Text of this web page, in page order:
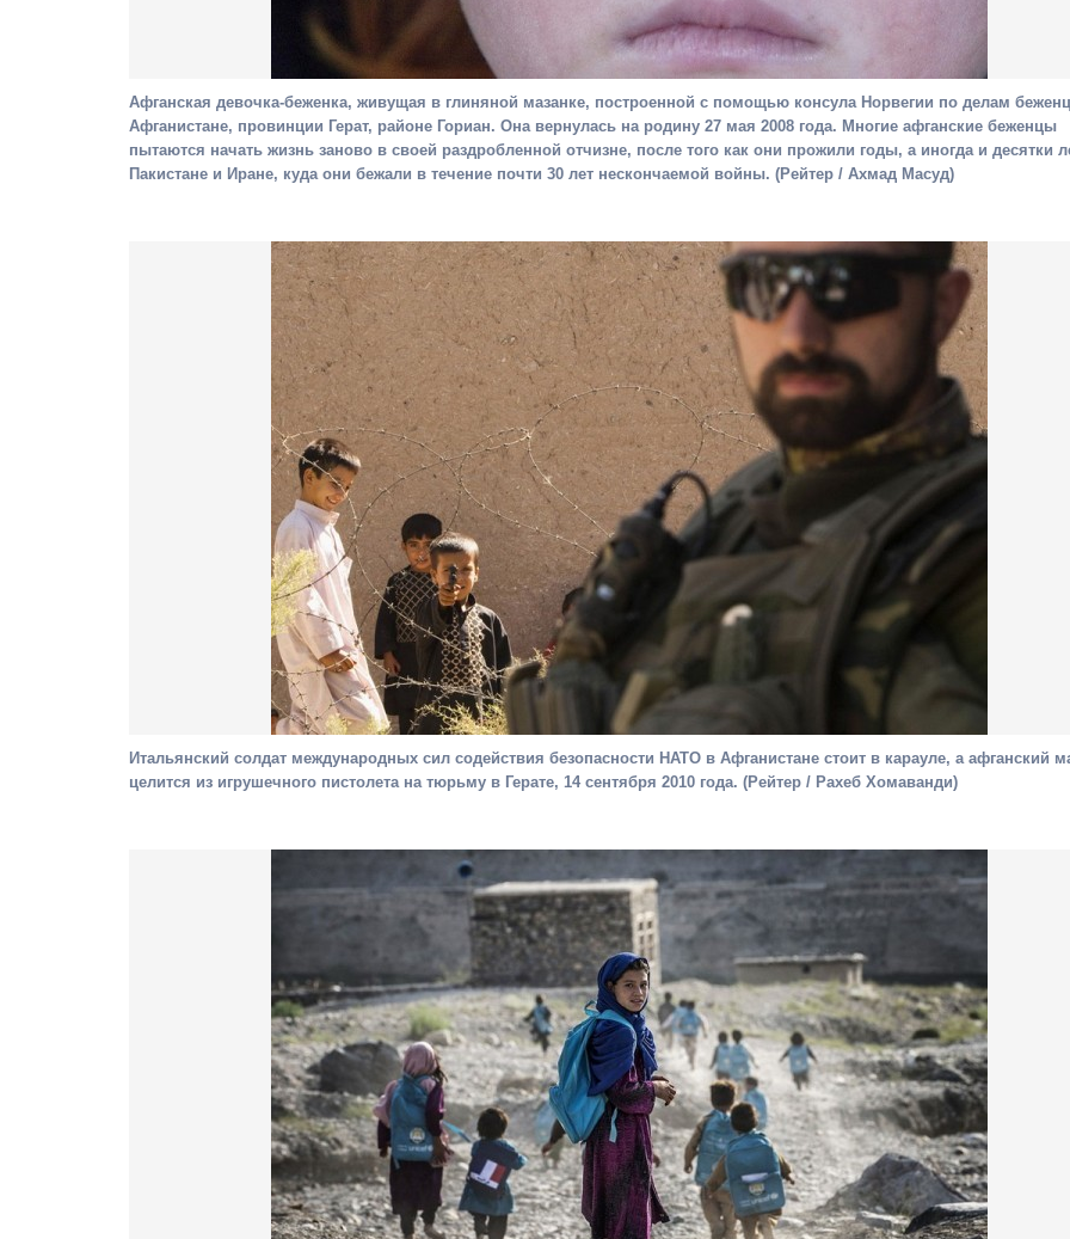
Афганская девочка-беженка, живущая в глиняной мазанке, построенной с помощью консула Норвегии по делам
Афганистане, провинции Герат, районе Гориан. Она вернулась на родину 27 мая 2008 года. Многие афганские беженцы
пытаются начать жизнь заново в своей раздробленной отчизне, после того как они прожили годы, а иногда и десятки
Пакистане и Иране, куда они бежали в течение почти 30 лет нескончаемой войны. (Рейтер / Ахмад Масуд)
Итальянский солдат международных сил содействия безопасности НАТО в Афганистане стоит в карауле, а афганский
целится из игрушечного пистолета на тюрьму в Герате, 14 сентября 2010 года. (Рейтер / Рахеб Хомаванди)